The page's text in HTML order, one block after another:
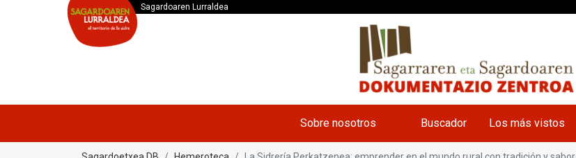
Sagardoaren Lurraldea
Sobre nosotros Buscador Los más vistos